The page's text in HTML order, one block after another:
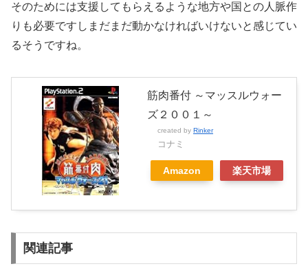
そのためには支援してもらえるような地方や国との人脈作
りも必要ですしまだまだ動かなければいけないと感じてい
るそうですね。
筋肉番付 ～マッスルウォー
ズ２００１～
created by Rinker
コナミ
Amazon 楽天市場
関連記事